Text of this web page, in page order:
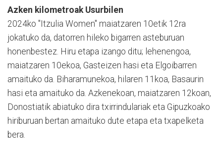
Azken kilometroak Usurbilen
2024ko "Itzulia Women" maiatzaren 10etik 12ra
jokatuko da, datorren hileko bigarren asteburuan
honenbestez. Hiru etapa izango ditu; lehenengoa,
maiatzaren 10ekoa, Gasteizen hasi eta Elgoibarren
amaituko da. Biharamunekoa, hilaren 11koa, Basaurin
hasi eta amaituko da. Azkenekoan, maiatzaren 12koan,
Donostiatik abiatuko dira txirrindulariak eta Gipuzkoako
hiriburuan bertan amaituko dute etapa eta txapelketa
bera.